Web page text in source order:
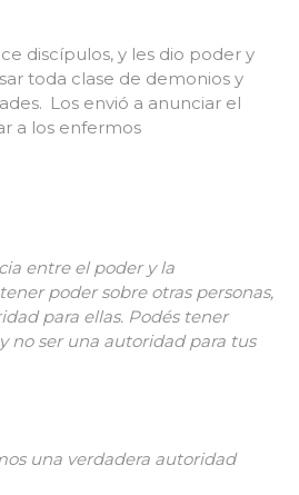
discípulos, y les dio poder y
toda clase de demonios y
Los envió a anunciar el
a los enfermos
entre el poder y la
poder sobre otras personas,
para ellas. Podés tener
no ser una autoridad para tus
una verdadera autoridad